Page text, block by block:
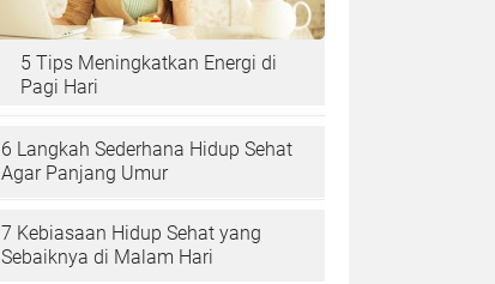
5 Tips Meningkatkan Energi di
Pagi Hari
6 Langkah Sederhana Hidup Sehat
Agar Panjang Umur
7 Kebiasaan Hidup Sehat yang
Sebaiknya di Malam Hari